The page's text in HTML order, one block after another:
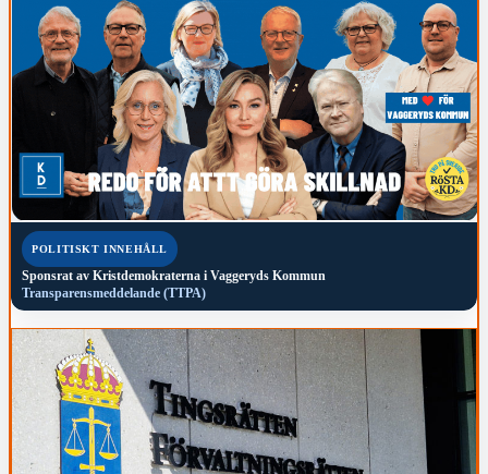
POLITISKT INNEHÅLL
Sponsrat av Kristdemokraterna i Vaggeryds Kommun
Transparensmeddelande (TTPA)